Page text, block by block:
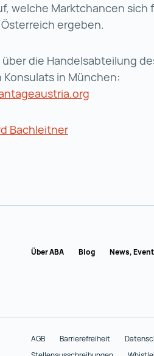
welche Marktchancen sich
ergeben.
die Handelsabteilung
in München:
Bachleitner
Startseite | INVEST in AUSTRIA
Über ABA Blog News,
AGB Barrierefreiheit